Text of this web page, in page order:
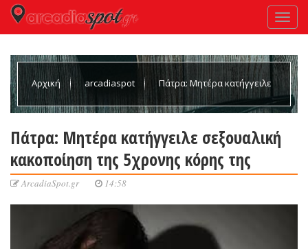
Αρχική arcadiaspot Πάτρα: Μητέρα κατήγγειλε
Πάτρα: Μητέρα κατήγγειλε σεξουαλική
κακοποίηση της 5χρονης κόρης της
ArcadiaSpot.gr 14:58